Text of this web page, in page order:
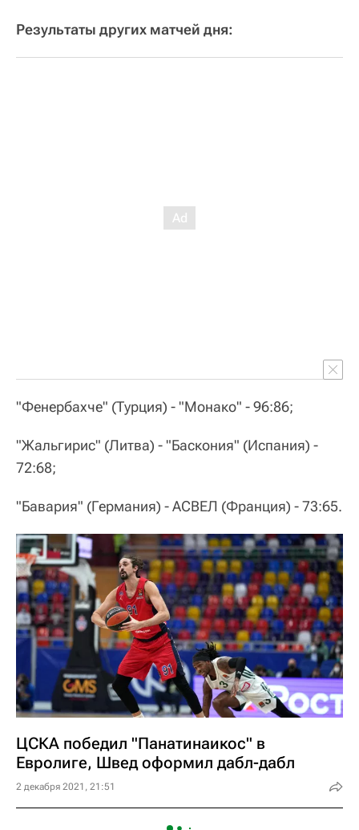
Результаты других матчей дня:
"Фенербахче" (Турция) - "Монако" - 96:86;
"Жальгирис" (Литва) - "Баскония" (Испания) -
72:68;
"Бавария" (Германия) - АСВЕЛ (Франция) - 73:65.
ЦСКА победил "Панатинаикос" в
Евролиге, Швед оформил дабл-дабл
2 декабря 2021, 21:51